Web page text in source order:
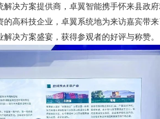
解决方案提供商，卓翼智能携手怀来县政
的高科技企业，卓翼系统地为来访嘉宾带
决方案盛宴，获得参观者的好评与称赞。